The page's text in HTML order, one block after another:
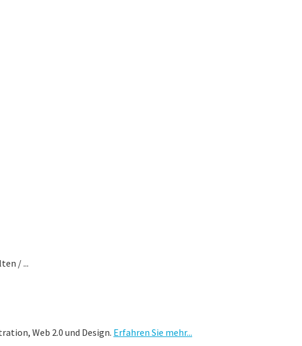
/ ...
Web 2.0 und Design. Erfahren Sie mehr...